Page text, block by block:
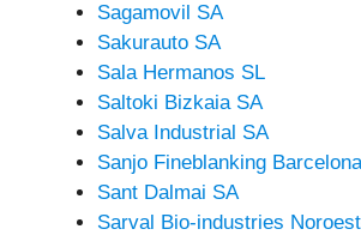
Sagamovil SA
Sakurauto SA
Sala Hermanos SL
Saltoki Bizkaia SA
Salva Industrial SA
Sanjo Fineblanking
Sant Dalmai SA
Sarval Bio-industries